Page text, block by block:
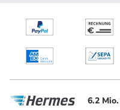
6.2